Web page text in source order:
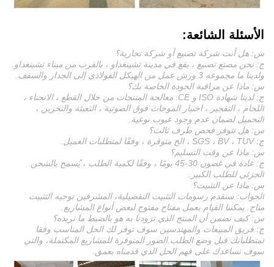
الأسئلة الشائعة:
س: هل أنت شركة تصنيع أو شركة تجارية؟
ج: نحن مصنع تصنيع ، يقع في مدينة تشينغداو ، بالقرب من ميناء تشينغداو.
ولدينا ما مجموعه 3 ورش عمل من الهيكل الفولاذي إلى الجدار والسقف.
س: ماذا عن مراقبة الجودة الخاصة بك؟
ج: لدينا شهادة ISO و CE. معالجة المنتجات من خلال القطع ، الانحناء ،
اللحام ، التفجير ، اختبار الموجات فوق الصوتية ، التعبئة والتخزين ،
التحميل لضمان عدم وجود عيوب نوعية.
س: هل تتوفر فحص طرف ثالث؟
ج: SGS ، BV ، TUV ، الخ متوفرة ، وفقًا لمتطلبات العميل.
س: ماذا عن وقت التسليم؟
ج: عادة في غضون 30-45 يومًا ، وفقًا لكمية الطلب ، يُسمح بالشحن
الجزئي للطلب الكبير.
س: ماذا عن التثبيت؟
الجواب: سنقدم رسومات التثبيت التفصيلية، المشرفين توجيه التثبيت
متاح. يمكننا القيام بعمل مفتاح مفتوح لبعض أنواع المشاريع.
س: كيف نضمن أن المنتج الذي تزودنا به هو بالضبط ما نريده؟
ج: فريق المبيعات والمهندسين سوف توفر لك الحل المناسب وفقا
لمتطلباتك قبل وضع الطلب.الصور المتوفرة للمشاريع المكتملة، والتي
سوف تساعدك على فهم الحل الذي قدمناه بعمق.